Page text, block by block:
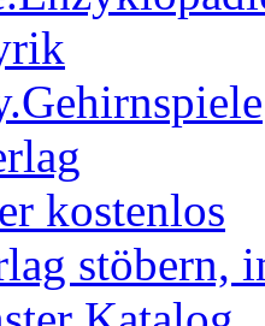
kostenlos
stöbern,